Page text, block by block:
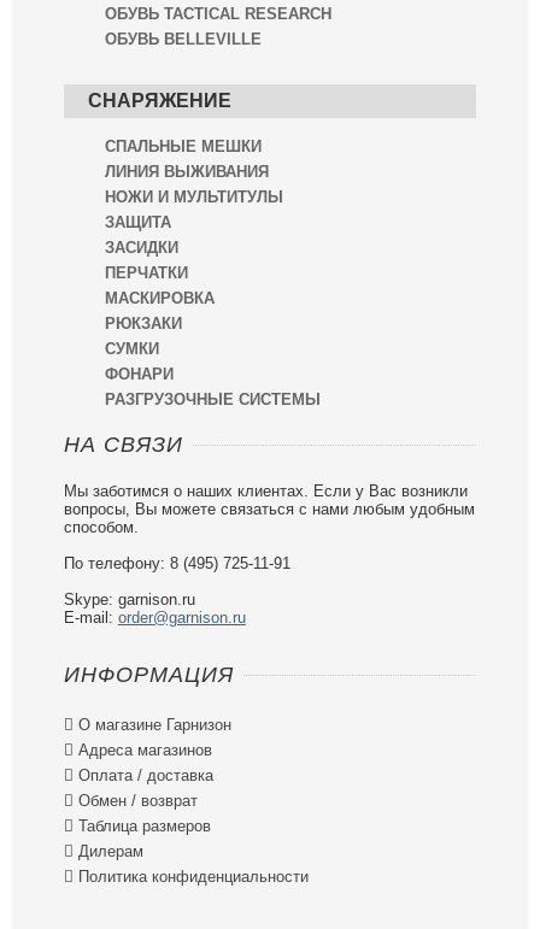
ОБУВЬ TACTICAL RESEARCH
ОБУВЬ BELLEVILLE
СНАРЯЖЕНИЕ
СПАЛЬНЫЕ МЕШКИ
ЛИНИЯ ВЫЖИВАНИЯ
НОЖИ И МУЛЬТИТУЛЫ
ЗАЩИТА
ЗАСИДКИ
ПЕРЧАТКИ
МАСКИРОВКА
РЮКЗАКИ
СУМКИ
ФОНАРИ
РАЗГРУЗОЧНЫЕ СИСТЕМЫ
НА СВЯЗИ
Мы заботимся о наших клиентах. Если у Вас возникли
вопросы, Вы можете связаться с нами любым удобным
способом.
По телефону: 8 (495) 725-11-91
Skype: garnison.ru
E-mail: order@garnison.ru
ИНФОРМАЦИЯ
 О магазине Гарнизон
 Адреса магазинов
 Оплата / доставка
 Обмен / возврат
 Таблица размеров
 Дилерам
 Политика конфиденциальности